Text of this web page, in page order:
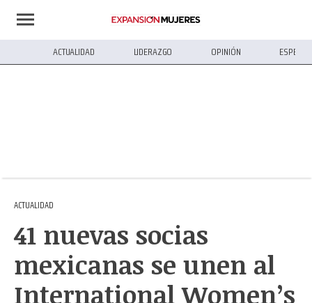
ACTUALIDAD LIDERAZGO OPINIÓN
ACTUALIDAD
41 nuevas socias
mexicanas se unen al
International Women’s